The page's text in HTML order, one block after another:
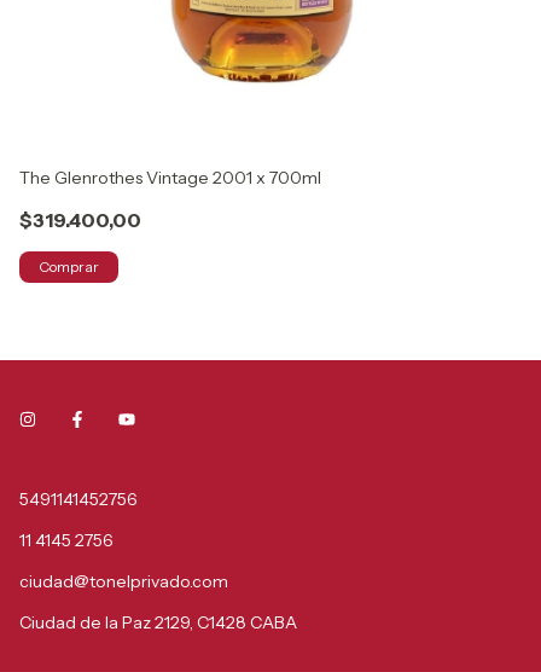
The Glenrothes Vintage 2001 x 700ml
$319.400,00
Comprar
5491141452756
11 4145 2756
ciudad@tonelprivado.com
Ciudad de la Paz 2129, C1428 CABA